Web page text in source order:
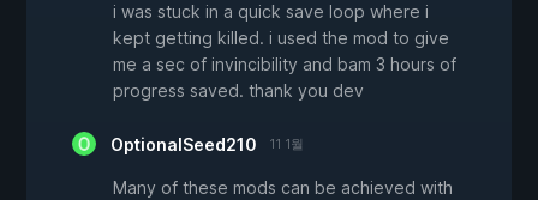
i was stuck in a quick save loop where i
kept getting killed. i used the mod to give
me a sec of invincibility and bam 3 hours of
progress saved. thank you dev
OptionalSeed210 11 1월
Many of these mods can be achieved with